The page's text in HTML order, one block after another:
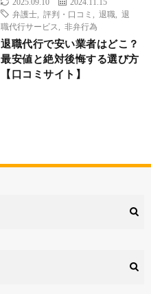
弁護士
評判・口コミ 退職
退
職代行サービス
非弁行為
退職代行で安い業者はどこ？
最安値と絶対後悔する選び方
【口コミサイト】